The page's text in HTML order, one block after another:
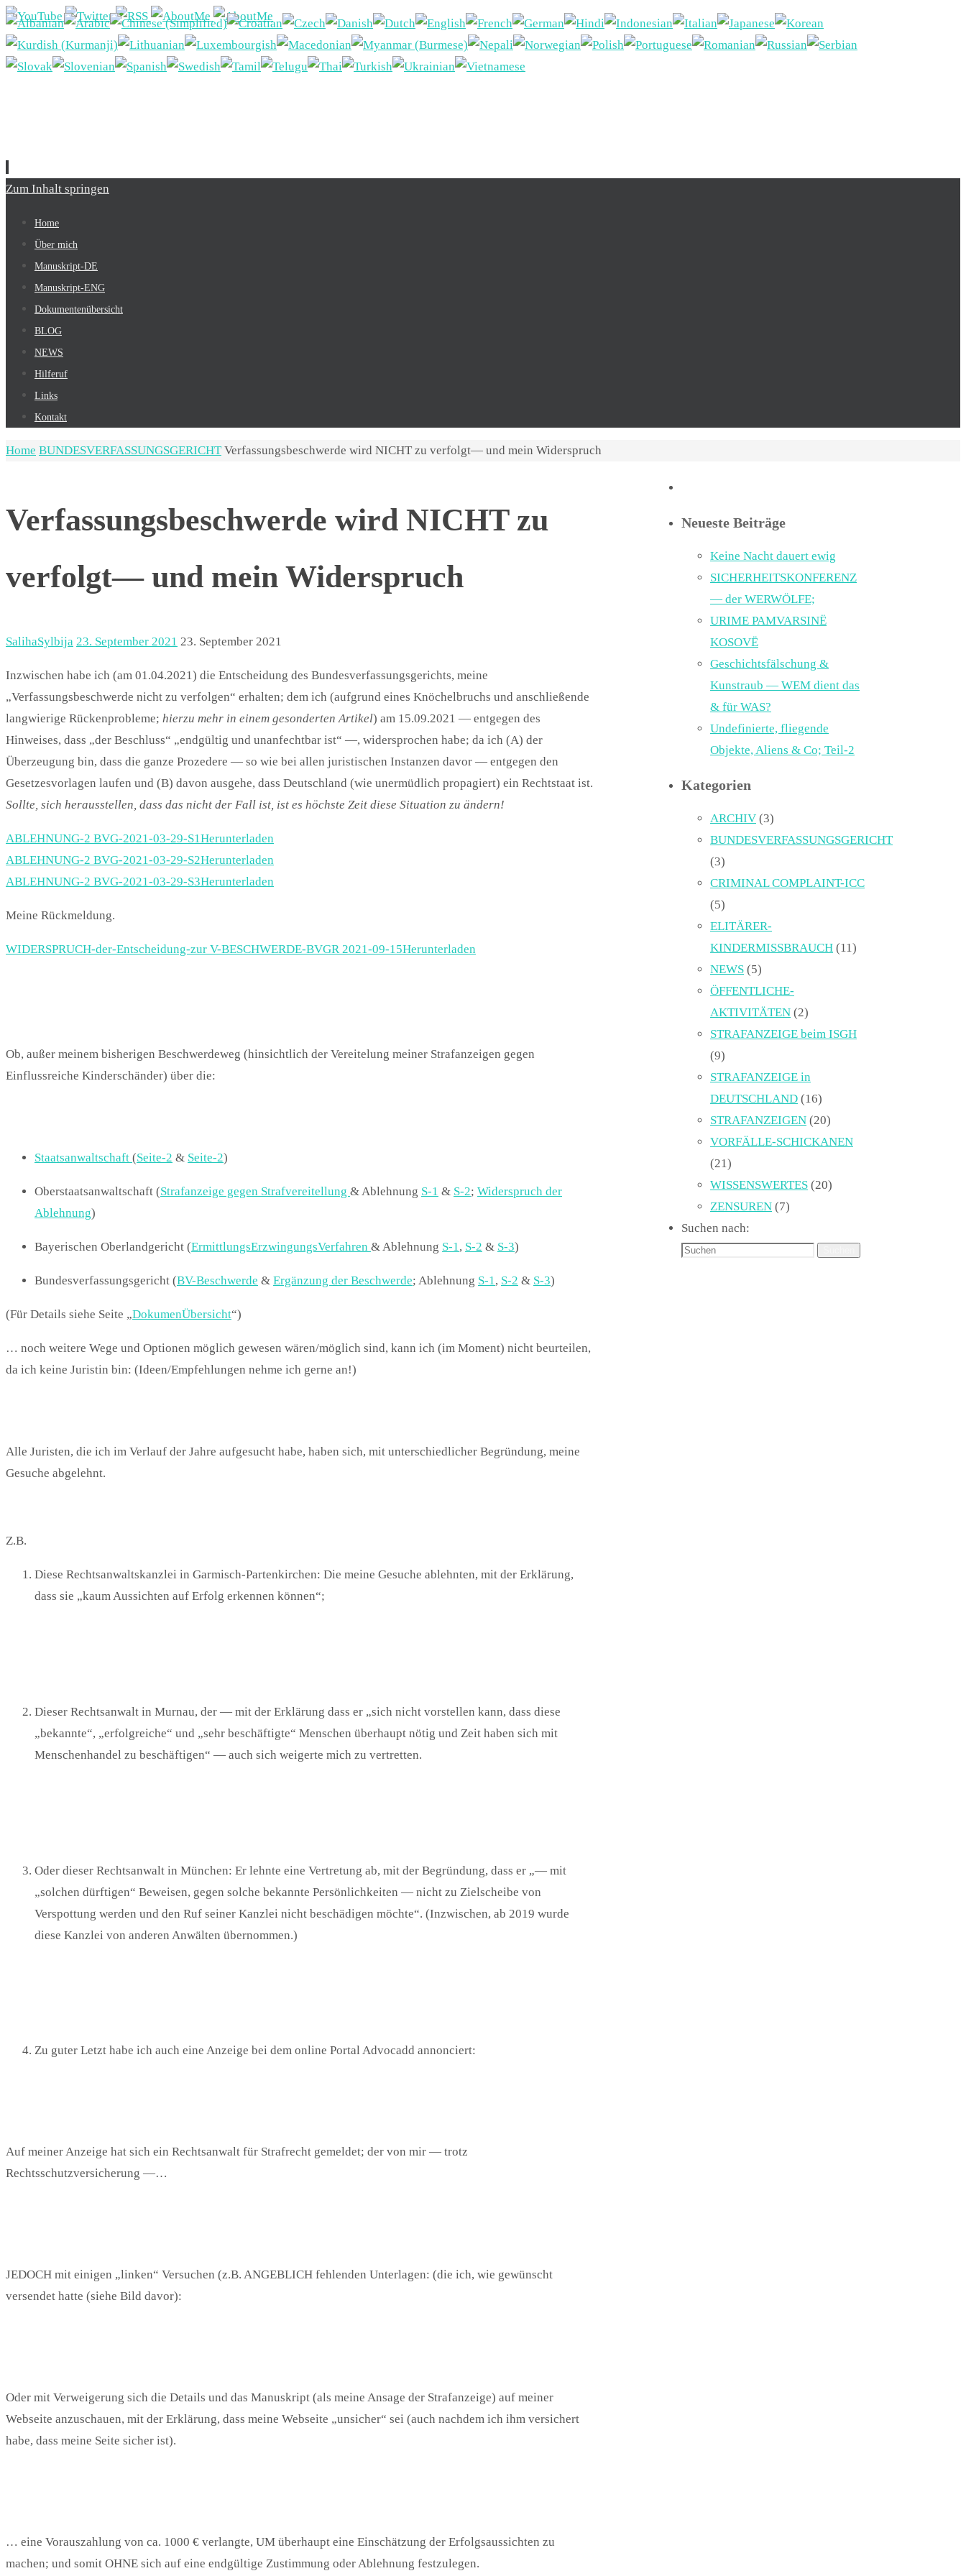
Zum Inhalt springen
Home
Über mich
Manuskript-DE
Manuskript-ENG
Dokumentenübersicht
BLOG
NEWS
Hilferuf
Links
Kontakt
Home BUNDESVERFASSUNGSGERICHT Verfassungsbeschwerde wird NICHT zu verfolgt— und mein Widerspruch
Verfassungsbeschwerde wird NICHT zu
verfolgt— und mein Widerspruch
SalihaSylbija 23. September 2021 23. September 2021
Inzwischen habe ich (am 01.04.2021) die Entscheidung des Bundesverfassungsgerichts, meine
„Verfassungsbeschwerde nicht zu verfolgen“ erhalten; dem ich (aufgrund eines Knöchelbruchs und anschließende
langwierige Rückenprobleme; hierzu mehr in einem gesonderten Artikel) am 15.09.2021 — entgegen des
Hinweises, dass „der Beschluss“ „endgültig und unanfechtbar ist“ —, widersprochen habe; da ich (A) der
Überzeugung bin, dass die ganze Prozedere — so wie bei allen juristischen Instanzen davor — entgegen den
Gesetzesvorlagen laufen und (B) davon ausgehe, dass Deutschland (wie unermüdlich propagiert) ein Rechtstaat ist.
Sollte, sich herausstellen, dass das nicht der Fall ist, ist es höchste Zeit diese Situation zu ändern!
ABLEHNUNG-2 BVG-2021-03-29-S1Herunterladen
ABLEHNUNG-2 BVG-2021-03-29-S2Herunterladen
ABLEHNUNG-2 BVG-2021-03-29-S3Herunterladen
Meine Rückmeldung.
WIDERSPRUCH-der-Entscheidung-zur V-BESCHWERDE-BVGR 2021-09-15Herunterladen
Ob, außer meinem bisherigen Beschwerdeweg (hinsichtlich der Vereitelung meiner Strafanzeigen gegen
Einflussreiche Kinderschänder) über die:
Staatsanwaltschaft (Seite-2 & Seite-2)
Oberstaatsanwaltschaft (Strafanzeige gegen Strafvereitellung & Ablehnung S-1 & S-2; Widerspruch der
Ablehnung)
Bayerischen Oberlandgericht (ErmittlungsErzwingungsVerfahren & Ablehnung S-1, S-2 & S-3)
Bundesverfassungsgericht (BV-Beschwerde & Ergänzung der Beschwerde; Ablehnung S-1, S-2 & S-3)
(Für Details siehe Seite „DokumenÜbersicht“)
… noch weitere Wege und Optionen möglich gewesen wären/möglich sind, kann ich (im Moment) nicht beurteilen,
da ich keine Juristin bin: (Ideen/Empfehlungen nehme ich gerne an!)
Alle Juristen, die ich im Verlauf der Jahre aufgesucht habe, haben sich, mit unterschiedlicher Begründung, meine
Gesuche abgelehnt.
Z.B.
Diese Rechtsanwaltskanzlei in Garmisch-Partenkirchen: Die meine Gesuche ablehnten, mit der Erklärung,
dass sie „kaum Aussichten auf Erfolg erkennen können“;
Dieser Rechtsanwalt in Murnau, der — mit der Erklärung dass er „sich nicht vorstellen kann, dass diese
„bekannte“, „erfolgreiche“ und „sehr beschäftigte“ Menschen überhaupt nötig und Zeit haben sich mit
Menschenhandel zu beschäftigen“ — auch sich weigerte mich zu vertretten.
Oder dieser Rechtsanwalt in München: Er lehnte eine Vertretung ab, mit der Begründung, dass er „— mit
„solchen dürftigen“ Beweisen, gegen solche bekannte Persönlichkeiten — nicht zu Zielscheibe von
Verspottung werden und den Ruf seiner Kanzlei nicht beschädigen möchte“. (Inzwischen, ab 2019 wurde
diese Kanzlei von anderen Anwälten übernommen.)
Zu guter Letzt habe ich auch eine Anzeige bei dem online Portal Advocadd annonciert:
Auf meiner Anzeige hat sich ein Rechtsanwalt für Strafrecht gemeldet; der von mir — trotz
Rechtsschutzversicherung —…
JEDOCH mit einigen „linken“ Versuchen (z.B. ANGEBLICH fehlenden Unterlagen: (die ich, wie gewünscht
versendet hatte (siehe Bild davor):
Oder mit Verweigerung sich die Details und das Manuskript (als meine Ansage der Strafanzeige) auf meiner
Webseite anzuschauen, mit der Erklärung, dass meine Webseite „unsicher“ sei (auch nachdem ich ihm versichert
habe, dass meine Seite sicher ist).
… eine Vorauszahlung von ca. 1000 € verlangte, UM überhaupt eine Einschätzung der Erfolgsaussichten zu
machen; und somit OHNE sich auf eine endgültige Zustimmung oder Ablehnung festzulegen.
Neueste Beiträge
Keine Nacht dauert ewig
SICHERHEITSKONFERENZ
— der WERWÖLFE;
URIME PAMVARSINË
KOSOVË
Geschichtsfälschung &
Kunstraub — WEM dient das
& für WAS?
Undefinierte, fliegende
Objekte, Aliens & Co; Teil-2
Kategorien
ARCHIV (3)
BUNDESVERFASSUNGSGERICHT
(3)
CRIMINAL COMPLAINT-ICC
(5)
ELITÄRER-
KINDERMISSBRAUCH (11)
NEWS (5)
ÖFFENTLICHE-
AKTIVITÄTEN (2)
STRAFANZEIGE beim ISGH
(9)
STRAFANZEIGE in
DEUTSCHLAND (16)
STRAFANZEIGEN (20)
VORFÄLLE-SCHICKANEN
(21)
WISSENSWERTES (20)
ZENSUREN (7)
Suchen nach: